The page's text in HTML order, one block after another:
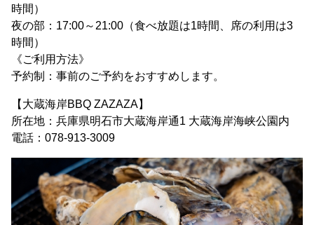
時間）
夜の部：17:00～21:00（食べ放題は1時間、席の利用は3
時間）
《ご利用方法》
予約制：事前のご予約をおすすめします。
【大蔵海岸BBQ ZAZAZA】
所在地：兵庫県明石市大蔵海岸通1 大蔵海岸海峡公園内
電話：078-913-3009